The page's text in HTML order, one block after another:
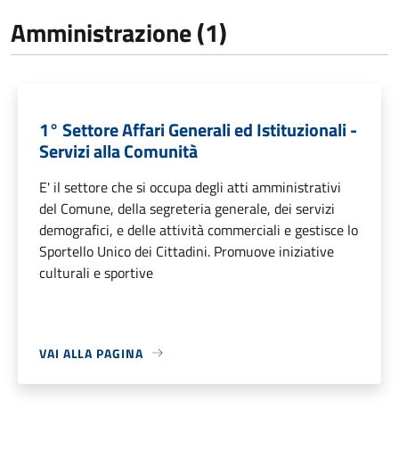
Amministrazione (1)
1° Settore Affari Generali ed Istituzionali -
Servizi alla Comunità
E' il settore che si occupa degli atti amministrativi
del Comune, della segreteria generale, dei servizi
demografici, e delle attività commerciali e gestisce lo
Sportello Unico dei Cittadini. Promuove iniziative
culturali e sportive
VAI ALLA PAGINA